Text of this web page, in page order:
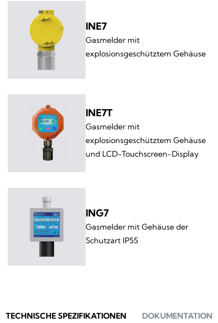
INE7
Gasmelder mit
explosionsgeschütztem Gehäuse
INE7T
Gasmelder mit
explosionsgeschütztem Gehäuse
und LCD-Touchscreen-Display
ING7
Gasmelder mit Gehäuse der
Schutzart IP55
TECHNISCHE SPEZIFIKATIONEN DOKUMENTATION